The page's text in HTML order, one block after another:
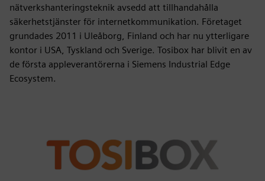
nätverkshanteringsteknik avsedd att tillhandahålla
säkerhetstjänster för internetkommunikation. Företaget
grundades 2011 i Uleåborg, Finland och har nu ytterligare
kontor i USA, Tyskland och Sverige. Tosibox har blivit en av
de första appleverantörerna i Siemens Industrial Edge
Ecosystem.